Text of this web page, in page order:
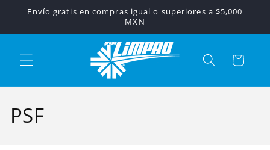
directamente
Envío gratis en compras igual o superiores a $5,000
MXN
Carrito
C
PSF